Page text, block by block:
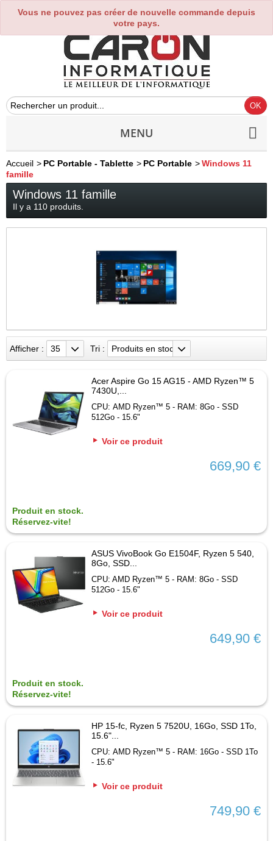
Vous ne pouvez pas créer de nouvelle commande depuis
votre pays.
0
MENU
Accueil > PC Portable - Tablette > PC Portable >Windows 11
famille
Windows 11 famille
Il y a 110 produits.
Afficher : 35 Tri : Produits en stock
Acer Aspire Go 15 AG15 - AMD Ryzen™ 5
7430U,...
CPU: AMD Ryzen™ 5 - RAM: 8Go - SSD
512Go - 15.6"
Voir ce produit
669,90 €
Produit en stock.
Réservez-vite!
ASUS VivoBook Go E1504F, Ryzen 5 540,
8Go, SSD...
CPU: AMD Ryzen™ 5 - RAM: 8Go - SSD
512Go - 15.6"
Voir ce produit
649,90 €
Produit en stock.
Réservez-vite!
HP 15-fc, Ryzen 5 7520U, 16Go, SSD 1To,
15.6"...
CPU: AMD Ryzen™ 5 - RAM: 16Go - SSD 1To
- 15.6"
Voir ce produit
749,90 €